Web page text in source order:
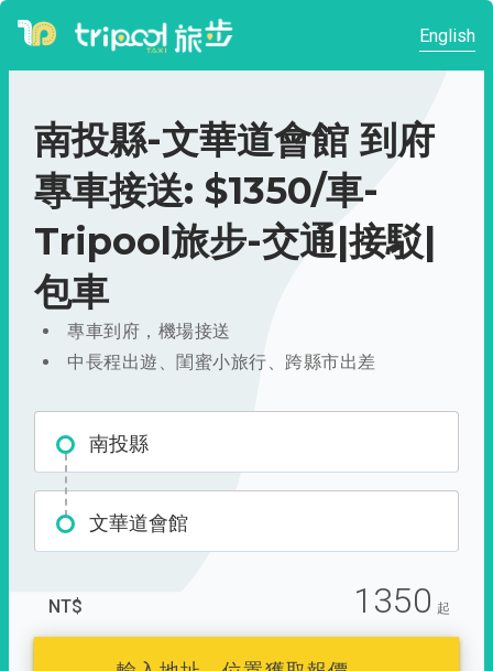
English
南投縣-文華道會館 到府
專車接送: $1350/車-
Tripool旅步-交通|接駁|
包車
專車到府，機場接送
中長程出遊、閨蜜小旅行、跨縣市出差
南投縣
文華道會館
NT$ 1350 起